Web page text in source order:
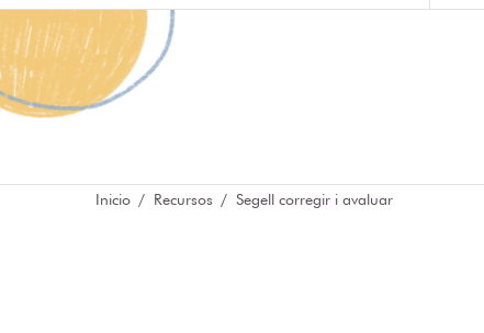
Inicio Recursos Segell corregir i avaluar